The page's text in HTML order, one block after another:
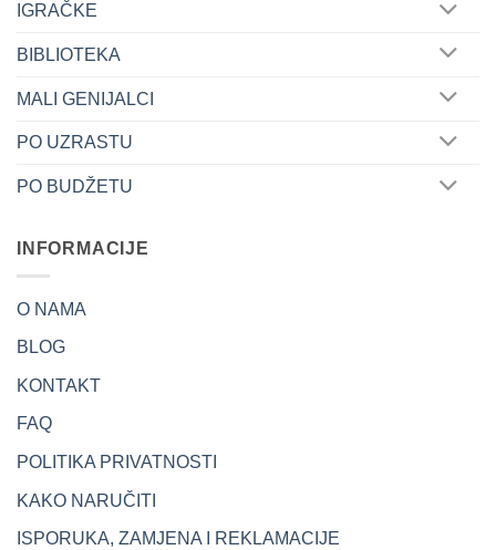
IGRAČKE
BIBLIOTEKA
MALI GENIJALCI
PO UZRASTU
PO BUDŽETU
INFORMACIJE
O NAMA
BLOG
KONTAKT
FAQ
POLITIKA PRIVATNOSTI
KAKO NARUČITI
ISPORUKA, ZAMJENA I REKLAMACIJE